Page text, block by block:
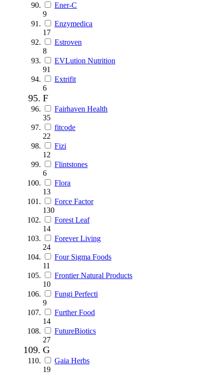
Ener-C
9
Enzymedica
17
Estroven
8
EVLution Nutrition
91
Extrifit
6
F
Fairhaven Health
35
fitcode
22
Fizi
12
Flintstones
6
Flora
13
Force Factor
130
Forest Leaf
14
Forever Living
24
Four Sigma Foods
11
Frontier Natural Products
10
Fungi Perfecti
9
Further Food
14
FutureBiotics
27
G
Gaia Herbs
19